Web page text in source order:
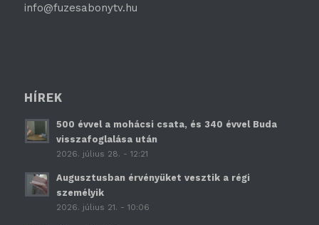
info@fuzesabonytv.hu
HÍREK
500 évvel a mohácsi csata, és 340 évvel Buda
visszafoglalása után
2026. július 28. - 12:21
Augusztusban érvényüket vesztik a régi
személyik
2026. július 21. - 10:06